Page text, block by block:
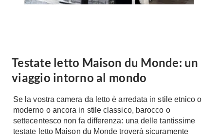
Moka
Soggiorno
Mobili Soggiorno
Vetrine
Pareti Attrezzate
Porta Tv
Caldaie
Climatizzatori
Climatizzatore
Deumidificatori
Chiller
Pompe di calore
Testate letto Maison du Monde: un
viaggio intorno al mondo
Se la vostra camera da letto è arredata in stile etnico o
moderno o ancora in stile classico, barocco o
settecentesco non fa differenza: una delle tantissime
testate letto Maison du Monde troverà sicuramente